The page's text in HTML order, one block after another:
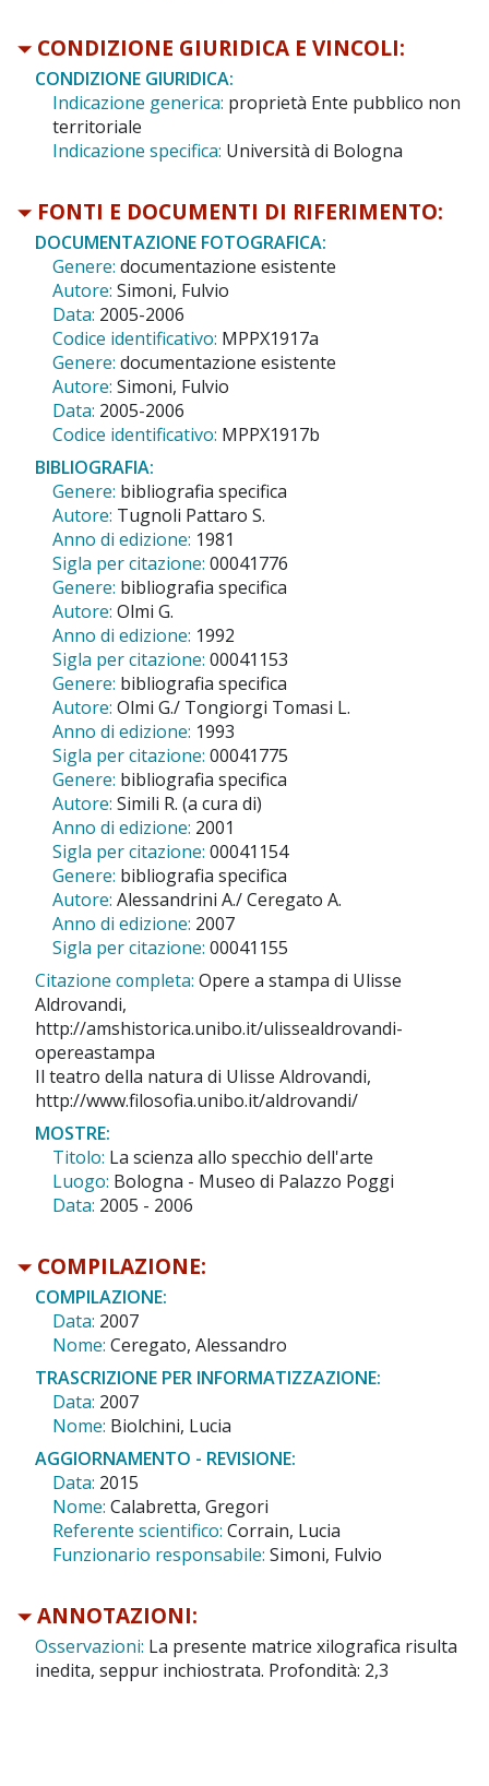
CONDIZIONE GIURIDICA E VINCOLI:
CONDIZIONE GIURIDICA:
Indicazione generica: proprietà Ente pubblico non
territoriale
Indicazione specifica: Università di Bologna
FONTI E DOCUMENTI DI RIFERIMENTO:
DOCUMENTAZIONE FOTOGRAFICA:
Genere: documentazione esistente
Autore: Simoni, Fulvio
Data: 2005-2006
Codice identificativo: MPPX1917a
Genere: documentazione esistente
Autore: Simoni, Fulvio
Data: 2005-2006
Codice identificativo: MPPX1917b
BIBLIOGRAFIA:
Genere: bibliografia specifica
Autore: Tugnoli Pattaro S.
Anno di edizione: 1981
Sigla per citazione: 00041776
Genere: bibliografia specifica
Autore: Olmi G.
Anno di edizione: 1992
Sigla per citazione: 00041153
Genere: bibliografia specifica
Autore: Olmi G./ Tongiorgi Tomasi L.
Anno di edizione: 1993
Sigla per citazione: 00041775
Genere: bibliografia specifica
Autore: Simili R. (a cura di)
Anno di edizione: 2001
Sigla per citazione: 00041154
Genere: bibliografia specifica
Autore: Alessandrini A./ Ceregato A.
Anno di edizione: 2007
Sigla per citazione: 00041155
Citazione completa: Opere a stampa di Ulisse
Aldrovandi,
http://amshistorica.unibo.it/ulissealdrovandi-
opereastampa
Il teatro della natura di Ulisse Aldrovandi,
http://www.filosofia.unibo.it/aldrovandi/
MOSTRE:
Titolo: La scienza allo specchio dell'arte
Luogo: Bologna - Museo di Palazzo Poggi
Data: 2005 - 2006
COMPILAZIONE:
COMPILAZIONE:
Data: 2007
Nome: Ceregato, Alessandro
TRASCRIZIONE PER INFORMATIZZAZIONE:
Data: 2007
Nome: Biolchini, Lucia
AGGIORNAMENTO - REVISIONE:
Data: 2015
Nome: Calabretta, Gregori
Referente scientifico: Corrain, Lucia
Funzionario responsabile: Simoni, Fulvio
ANNOTAZIONI:
Osservazioni: La presente matrice xilografica risulta
inedita, seppur inchiostrata. Profondità: 2,3